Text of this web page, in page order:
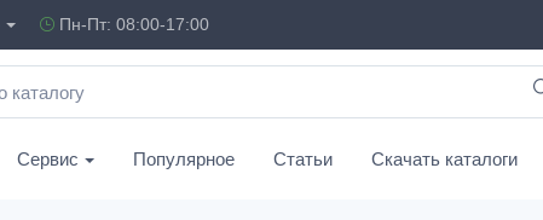
Пн-Пт: 08:00-17:00
Сервис Популярное Статьи Скачать каталоги